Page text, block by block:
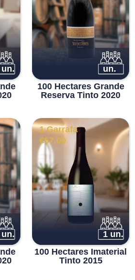
un.
100 Hectares Grande
Reserva Tinto 2020
1 Garrafa
€57.00
1 un.
100 Hectares Imaterial
Tinto 2015